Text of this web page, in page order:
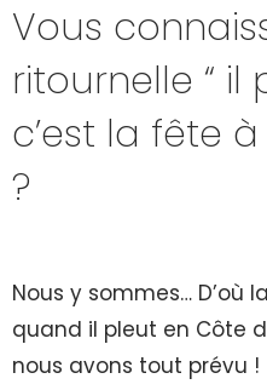
Vous
ritournelle “ il
c’est la fête
?
Nous y sommes… D’où
quand il pleut en Côte
nous avons tout prévu !